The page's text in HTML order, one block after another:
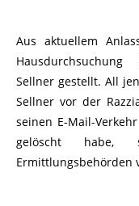
Aus aktuellem
Sellner gestellt. All
Sellner vor der
seinen E-Mail-
gelöscht habe,
Ermittlungsbehörden